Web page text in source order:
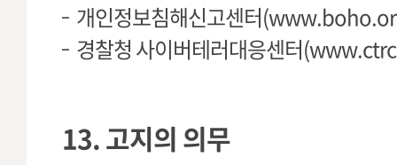
개인정보침해신고센터
경찰청 사이버테러대응센터
13. 고지의 의무